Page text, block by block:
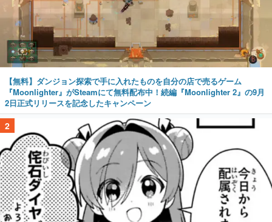
【無料】ダンジョン探索で手に入れたものを自分の店で売るゲーム
『Moonlighter』がSteamにて無料配布中！続編『Moonlighter 2』の9月
2日正式リリースを記念したキャンペーン
2